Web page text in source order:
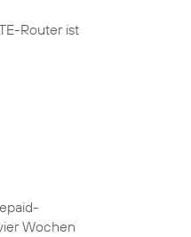
Router ist
Wochen